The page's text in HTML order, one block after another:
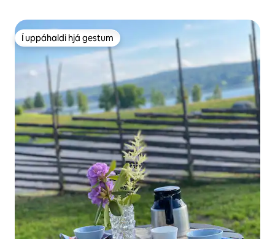
Í uppáhaldi hjá gestum
Í uppáhaldi hjá gestum